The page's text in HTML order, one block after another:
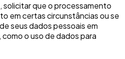
solicitar que o processamento
em certas circunstâncias ou se
seus dados pessoais em
o uso de dados para